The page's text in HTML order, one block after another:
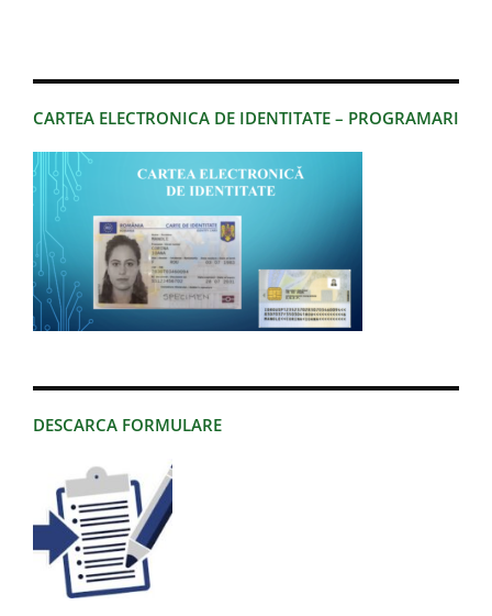
CARTEA ELECTRONICA DE IDENTITATE – PROGRAMARI
DESCARCA FORMULARE